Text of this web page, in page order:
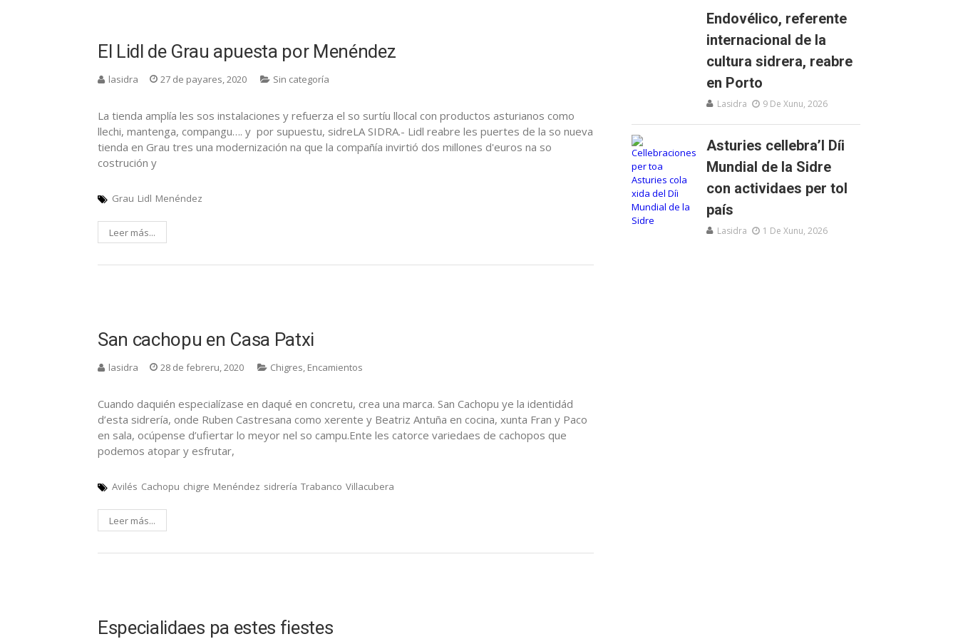
El Lidl de Grau apuesta por Menéndez
lasidra 27 de payares, 2020 Sin categoría
La tienda amplía les sos instalaciones y refuerza el so surtíu llocal con productos asturianos como
llechi, mantenga, compangu…. y por supuestu, sidreLA SIDRA.- Lidl reabre les puertes de la so nueva
tienda en Grau tres una modernización na que la compañía invirtió dos millones d'euros na so
costrución y
Grau Lidl Menéndez
Leer más...
San cachopu en Casa Patxi
lasidra 28 de febreru, 2020 Chigres, Encamientos
Cuando daquién especialízase en daqué en concretu, crea una marca. San Cachopu ye la identidád
d’esta sidrería, onde Ruben Castresana como xerente y Beatriz Antuña en cocina, xunta Fran y Paco
en sala, ocúpense d’ufiertar lo meyor nel so campu.Ente les catorce variedaes de cachopos que
podemos atopar y esfrutar,
Avilés Cachopu chigre Menéndez sidrería Trabanco Villacubera
Leer más...
Especialidaes pa estes fiestes
Endovélico, referente
internacional de la
cultura sidrera, reabre
en Porto
Lasidra 9 De Xunu, 2026
Asturies cellebra’l Díi
Mundial de la Sidre
con actividaes per tol
país
Lasidra 1 De Xunu, 2026